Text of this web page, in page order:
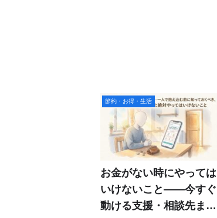
節約・お得・生活
お金がない時にやっては
いけないこと——今すぐ
動ける支援・相談先まと